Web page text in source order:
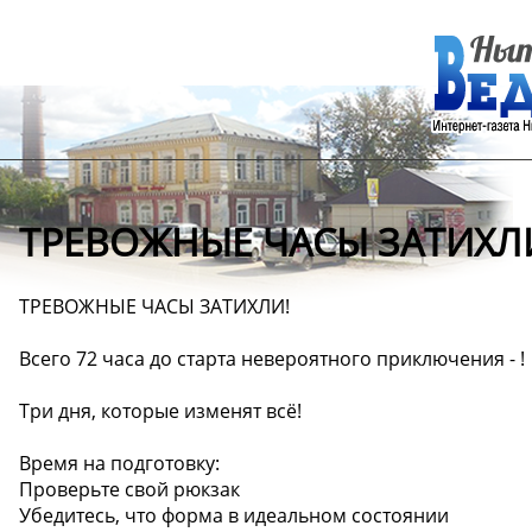
ТРЕВОЖНЫЕ ЧАСЫ
ТРЕВОЖНЫЕ ЧАСЫ ЗАТИХЛИ!
Всего 72 часа до старта невероятного приключения - !
Три дня, которые изменят всё!
Время на подготовку:
Проверьте свой рюкзак
Убедитесь, что форма в идеальном состоянии